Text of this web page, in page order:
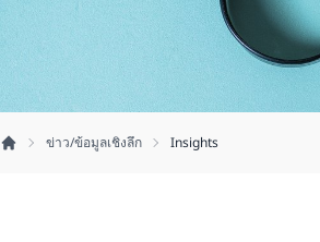
ข่าว/ข้อมูลเชิงลึก Insights